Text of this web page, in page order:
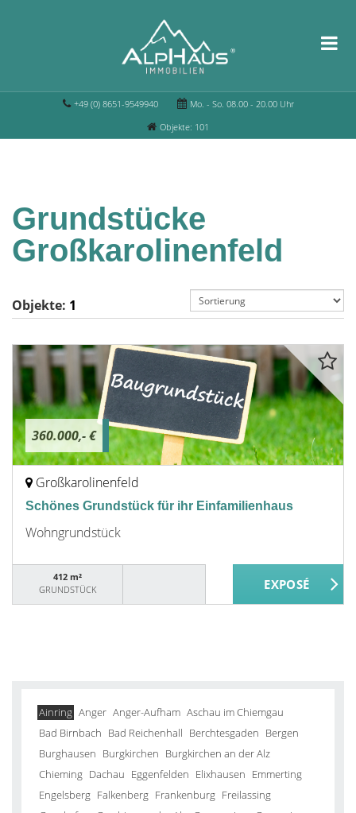
+49 (0) 8651-9549940
Mo. - So. 08.00 - 20.00 Uhr
Objekte: 101
Grundstücke
Großkarolinenfeld
Objekte: 1
360.000,- €
Großkarolinenfeld
Schönes Grundstück für ihr Einfamilienhaus
Wohngrundstück
412 m²
GRUNDSTÜCK
Ainring Anger Anger-Aufham Aschau im Chiemgau
Bad Birnbach Bad Reichenhall Berchtesgaden Bergen
Burghausen Burgkirchen Burgkirchen an der Alz
Chieming Dachau Eggenfelden Elixhausen Emmerting
Engelsberg Falkenberg Frankenburg Freilassing